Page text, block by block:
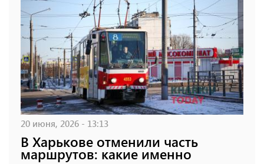
20 июня, 2026 - 13:13
В Харькове отменили часть
маршрутов: какие именно